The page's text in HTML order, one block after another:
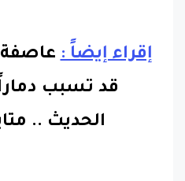
إقراء إيضاً :
قد تسبب دماراً
الحديث ..